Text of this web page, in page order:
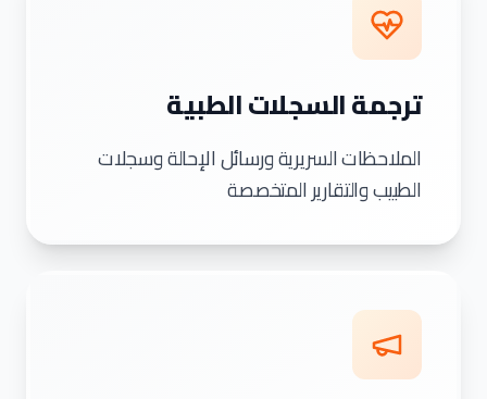
ترجمة السجلات الطبية
الملاحظات السريرية ورسائل الإحالة وسجلات
الطبيب والتقارير المتخصصة